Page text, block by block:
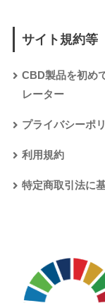
サイト規約等
CBD製品を初め
レーター
プライバシーポ
利用規約
特定商取引法に